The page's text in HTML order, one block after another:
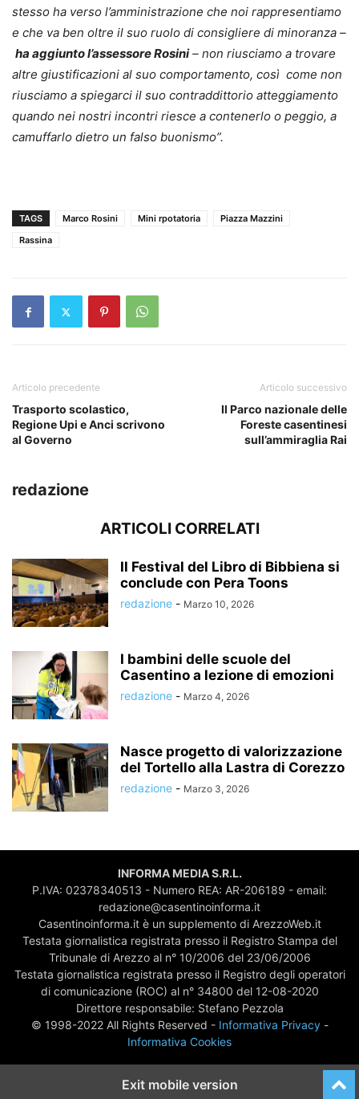
stesso ha verso l’amministrazione che noi rappresentiamo
e che va ben oltre il suo ruolo di consigliere di minoranza –
ha aggiunto l’assessore Rosini– non riusciamo a trovare
altre giustificazioni al suo comportamento, così come non
riusciamo a spiegarci il suo contraddittorio atteggiamento
quando nei nostri incontri riesce a contenerlo o peggio, a
camuffarlo dietro un falso buonismo”.
TAGS Marco Rosini Mini rpotatoria
Piazza Mazzini
Rassina
Articolo precedente
Trasporto scolastico,
Regione Upi e Anci scrivono
al Governo
Articolo successivo
Il Parco nazionale delle
Foreste casentinesi
sull’ammiraglia Rai
redazione
ARTICOLI CORRELATI
Il Festival del Libro di Bibbiena si
conclude con Pera Toons
redazione - Marzo 10, 2026
I bambini delle scuole del
Casentino a lezione di emozioni
redazione - Marzo 4, 2026
Nasce progetto di valorizzazione
del Tortello alla Lastra di Corezzo
redazione - Marzo 3, 2026
INFORMA MEDIA S.R.L.
P.IVA: 02378340513 - Numero REA: AR-206189 - email:
redazione@casentinoinforma.it
Casentinoinforma.it è un supplemento di ArezzoWeb.it
Testata giornalistica registrata presso il Registro Stampa del
Tribunale di Arezzo al n° 10/2006 del 23/06/2006
Testata giornalistica registrata presso il Registro degli operatori
di comunicazione (ROC) al n° 34800 del 12-08-2020
Direttore responsabile: Stefano Pezzola
© 1998-2022 All Rights Reserved - Informativa Privacy-
Informativa Cookies
Exit mobile version